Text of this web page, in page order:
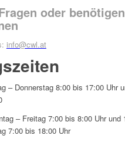
oder benötigen
info@cwl.at
– Donnerstag 8:00 bis 17:00 Uhr
– Freitag 7:00 bis 8:00 Uhr und
7:00 bis 18:00 Uhr